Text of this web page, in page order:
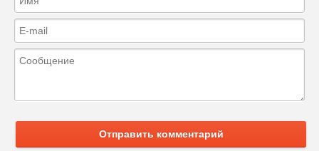
Отправить комментарий